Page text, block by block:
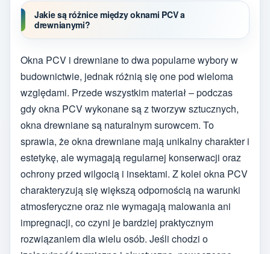
Jakie są różnice między oknami PCV a
drewnianymi?
Okna PCV i drewniane to dwa popularne wybory w
budownictwie, jednak różnią się one pod wieloma
względami. Przede wszystkim materiał – podczas
gdy okna PCV wykonane są z tworzyw sztucznych,
okna drewniane są naturalnym surowcem. To
sprawia, że okna drewniane mają unikalny charakter i
estetykę, ale wymagają regularnej konserwacji oraz
ochrony przed wilgocią i insektami. Z kolei okna PCV
charakteryzują się większą odpornością na warunki
atmosferyczne oraz nie wymagają malowania ani
impregnacji, co czyni je bardziej praktycznym
rozwiązaniem dla wielu osób. Jeśli chodzi o